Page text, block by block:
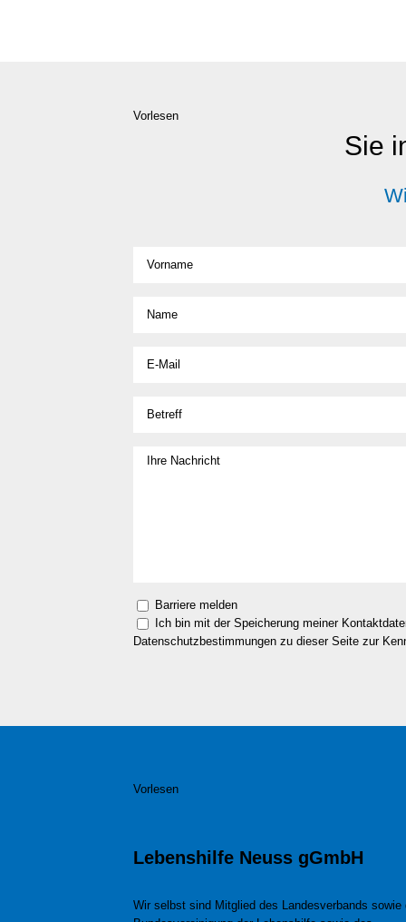
Vorlesen
Sie
Barriere melden
Ich bin mit der Speicherung meiner
Datenschutzbestimmungen zu dieser Seite zur
Vorlesen
Lebenshilfe Neuss gGmbH
Wir selbst sind Mitglied des Landesverbands sowie